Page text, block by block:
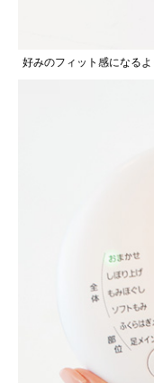
好みのフィット感になる